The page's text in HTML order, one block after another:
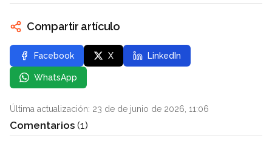
Compartir artículo
Facebook X LinkedIn
WhatsApp
Última actualización: 23 de de junio de 2026, 11:06
Comentarios (1)